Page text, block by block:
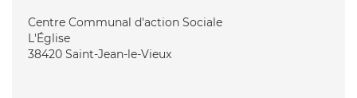
Centre Communal d'action Sociale
L'Église
38420 Saint-Jean-le-Vieux